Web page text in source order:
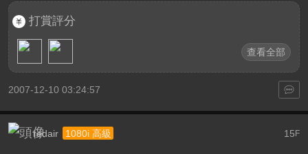
打賞評分
查看全部
2007-12-10 03:24:57
15F
redair 1080i 高級